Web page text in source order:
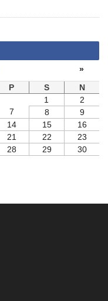
»
P S
N
1
2
7 8
9
14 15
16
21 22
23
28 29
30